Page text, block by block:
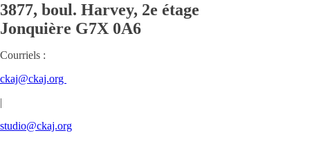
3877, boul. Harvey, 2e étage
Jonquière G7X 0A6
Courriels :
ckaj@ckaj.org
|
studio@ckaj.org